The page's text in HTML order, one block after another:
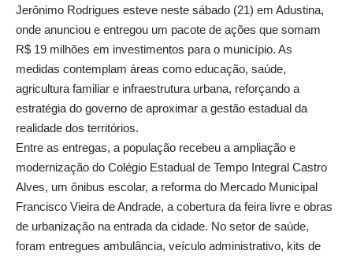
Jerônimo Rodrigues esteve neste sábado (21) em Adustina,
onde anunciou e entregou um pacote de ações que somam
R$ 19 milhões em investimentos para o município. As
medidas contemplam áreas como educação, saúde,
agricultura familiar e infraestrutura urbana, reforçando a
estratégia do governo de aproximar a gestão estadual da
realidade dos territórios.
Entre as entregas, a população recebeu a ampliação e
modernização do Colégio Estadual de Tempo Integral Castro
Alves, um ônibus escolar, a reforma do Mercado Municipal
Francisco Vieira de Andrade, a cobertura da feira livre e obras
de urbanização na entrada da cidade. No setor de saúde,
foram entregues ambulância, veículo administrativo, kits de